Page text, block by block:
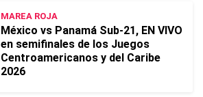
MAREA ROJA
México vs Panamá Sub-21, EN VIVO
en semifinales de los Juegos
Centroamericanos y del Caribe
2026